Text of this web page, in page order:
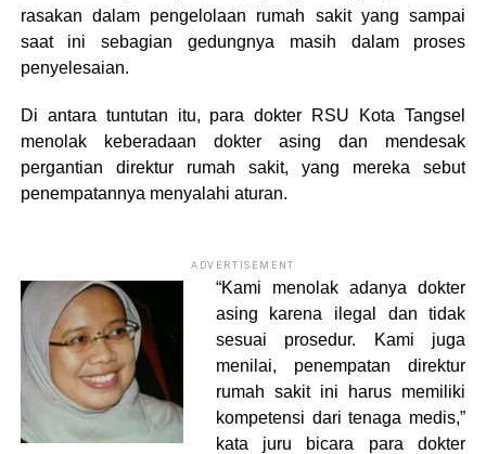
rasakan dalam pengelolaan rumah sakit yang sampai
saat ini sebagian gedungnya masih dalam proses
penyelesaian.
Di antara tuntutan itu, para dokter RSU Kota Tangsel
menolak keberadaan dokter asing dan mendesak
pergantian direktur rumah sakit, yang mereka sebut
penempatannya menyalahi aturan.
ADVERTISEMENT
“Kami menolak adanya dokter
asing karena ilegal dan tidak
sesuai prosedur. Kami juga
menilai, penempatan direktur
rumah sakit ini harus memiliki
kompetensi dari tenaga medis,”
kata juru bicara para dokter